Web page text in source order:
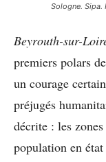
Sologne. Sipa.
Beyrouth-sur-
premiers polars de
un courage
préjugés
décrite : les
population en